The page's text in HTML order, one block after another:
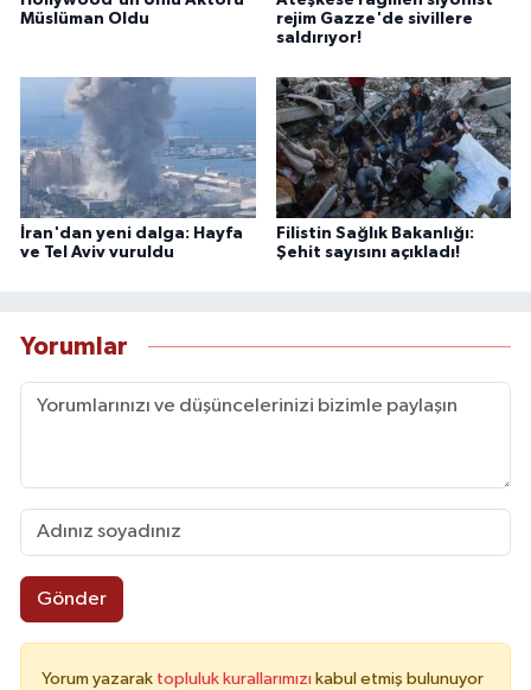
Müslüman Oldu
rejim Gazze'de sivillere
saldırıyor!
İran'dan yeni dalga: Hayfa
ve Tel Aviv vuruldu
Filistin Sağlık Bakanlığı:
Şehit sayısını açıkladı!
Yorumlar
Gönder
Yorum yazarak topluluk kurallarımızı kabul etmiş bulunuyor